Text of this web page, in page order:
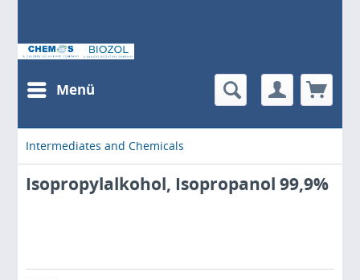
Menü
Intermediates and Chemicals
Isopropylalkohol, Isopropanol 99,9%